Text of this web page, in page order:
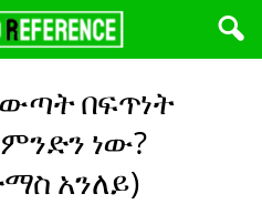
በፍጥነት
ነው?
አንለይ)